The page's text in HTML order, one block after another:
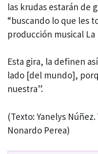
las krudas estarán de
“buscando lo que les
producción musical
Esta gira, la definen
lado [del mundo],
nuestra”.
(Texto: Yanelys
Nonardo Perea)